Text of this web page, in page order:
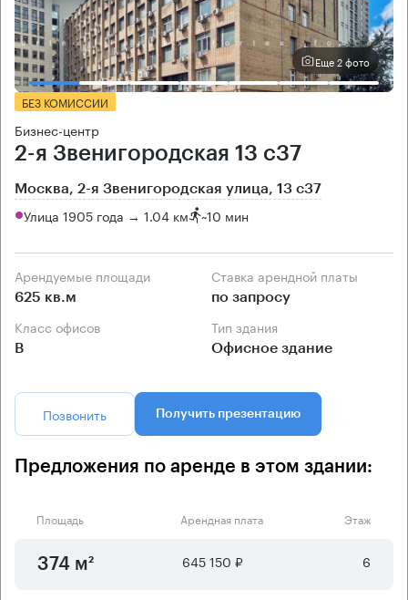
Еще 2 фото
БЕЗ КОМИССИИ
Бизнес-центр
2-я Звенигородская 13 с37
Москва, 2-я Звенигородская улица, 13 с37
Улица 1905 года → 1.04 км ~10 мин
Арендуемые площади
625 кв.м
Ставка арендной платы
по запросу
Класс офисов
B
Тип здания
Офисное здание
Позвонить Получить презентацию
Предложения по аренде в этом здании:
Площадь Арендная плата Этаж
374 м² 645 150 ₽ 6